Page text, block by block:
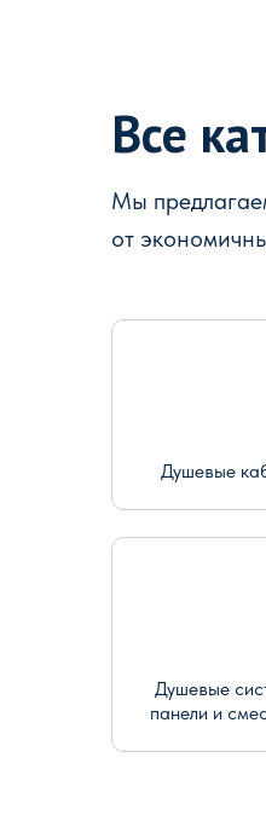
Все
Мы
от
Душевые
панели и
Душевые